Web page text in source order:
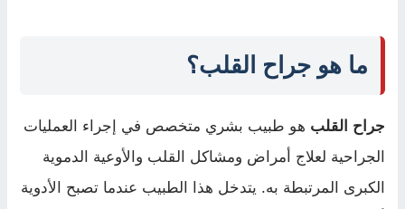
ما هو جراح القلب؟
جراح القلب هو طبيب بشري متخصص في إجراء العمليات
الجراحية لعلاج أمراض ومشاكل القلب والأوعية الدموية
الكبرى المرتبطة به. يتدخل هذا الطبيب عندما تصبح الأدوية